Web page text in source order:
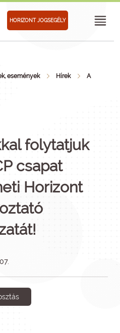
HORIZONT JOGSEGÉLY
események Hírek
A
folytatjuk
csapat
Horizont